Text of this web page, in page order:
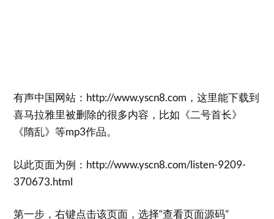
有声中国网站：http://www.yscn8.com，这里能下载到
喜马拉雅里被删除的很多内容，比如《二号首长》
《隋乱》等mp3作品。
以此页面为例：http://www.yscn8.com/listen-9209-
370673.html
第一步，右键点击该页面，选择“查看页面源码”